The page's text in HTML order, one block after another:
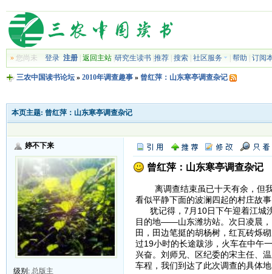
»您尚未 登录 注册| 返回主站| 研究生读书| 推荐| 搜索| 社区服务 帮助 订阅
三农中国读书论坛» 2010年调查趣事» 曾红萍：山东寒亭调查杂记
本页主题: 曾红萍：山东寒亭调查杂记
婷不下来
级别: 总版主
曾红萍：山东寒亭调查杂记
离调查结束虽已十天有余，但我
看似平静下面的波澜四起的村庄故
犹记得，7月10日下午迎着江城
目的地——山东潍坊站。次日凌晨，
田，田边笔挺的胡杨树，红瓦砖烁
过19小时的长途跋涉，火车在中午
兴奋。刘师兄、区纪委的宋主任、
车程，我们到达了此次调查的具体